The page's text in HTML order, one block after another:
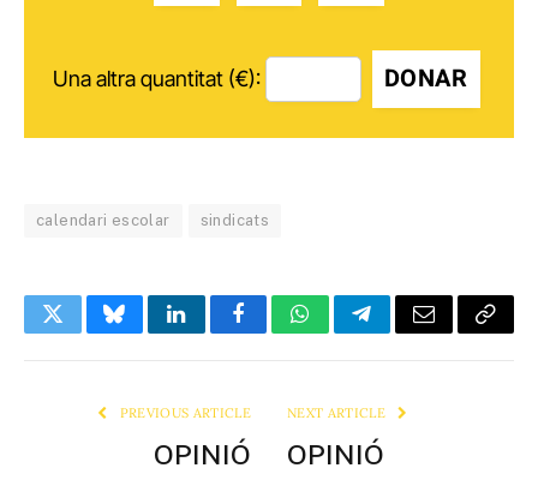
Una altra quantitat (€): DONAR
calendari escolar sindicats
TwitterBlueskyLinkedInFacebookWhatsAppTelegramEmail Copy
PREVIOUS ARTICLE
OPINIÓ
NEXT ARTICLE
OPINIÓ